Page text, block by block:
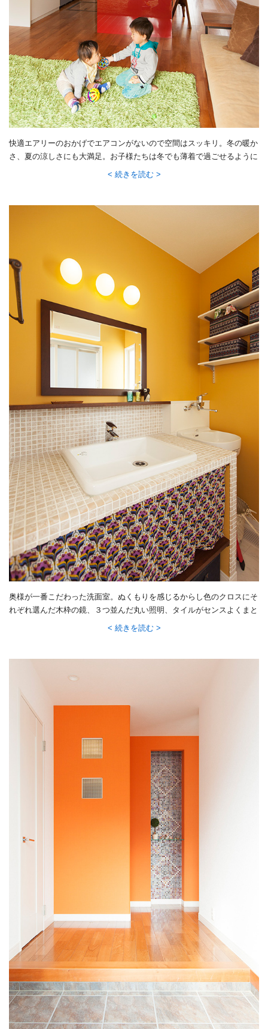
快適エアリーのおかげでエアコンがないので空間はスッキリ。冬の暖か
さ、夏の涼しさにも大満足。お子様たちは冬でも薄着で過ごせるように
続きを読む
奥様が一番こだわった洗面室。ぬくもりを感じるからし色のクロスにそ
れぞれ選んだ木枠の鏡、３つ並んだ丸い照明、タイルがセンスよくまと
まって、カフェ風のやさしい空間を創っています。
続きを読む